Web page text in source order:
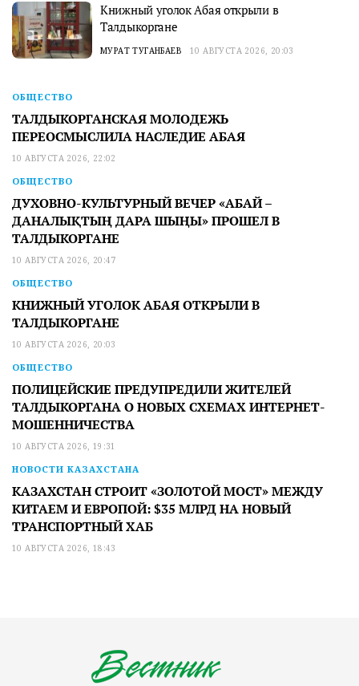
Книжный уголок Абая открыли в
Талдыкоргане
МУРАТ ТУГАНБАЕВ 10 АВГУСТА 2026, 20:03
ОБЩЕСТВО
ТАЛДЫКОРГАНСКАЯ МОЛОДЕЖЬ
ПЕРЕОСМЫСЛИЛА НАСЛЕДИЕ АБАЯ
10 АВГУСТА 2026, 22:02
ОБЩЕСТВО
ДУХОВНО-КУЛЬТУРНЫЙ ВЕЧЕР «АБАЙ –
ДАНАЛЫҚТЫҢ ДАРА ШЫҢЫ» ПРОШЕЛ В
ТАЛДЫКОРГАНЕ
10 АВГУСТА 2026, 20:47
ОБЩЕСТВО
КНИЖНЫЙ УГОЛОК АБАЯ ОТКРЫЛИ В
ТАЛДЫКОРГАНЕ
10 АВГУСТА 2026, 20:03
ОБЩЕСТВО
ПОЛИЦЕЙСКИЕ ПРЕДУПРЕДИЛИ ЖИТЕЛЕЙ
ТАЛДЫКОРГАНА О НОВЫХ СХЕМАХ ИНТЕРНЕТ-
МОШЕННИЧЕСТВА
10 АВГУСТА 2026, 19:31
НОВОСТИ КАЗАХСТАНА
КАЗАХСТАН СТРОИТ «ЗОЛОТОЙ МОСТ» МЕЖДУ
КИТАЕМ И ЕВРОПОЙ: $35 МЛРД НА НОВЫЙ
ТРАНСПОРТНЫЙ ХАБ
10 АВГУСТА 2026, 18:43